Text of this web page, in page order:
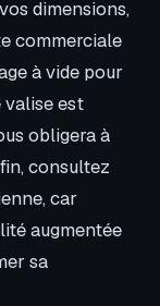
dimensions,
commerciale
à vide pour
valise est
obligera à
consultez
car
augmentée
sa